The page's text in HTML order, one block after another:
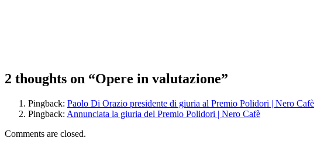
2 thoughts on “Opere in valutazione”
Pingback: Paolo Di Orazio presidente di giuria al Premio Polidori | Nero Cafè
Pingback: Annunciata la giuria del Premio Polidori | Nero Cafè
Comments are closed.